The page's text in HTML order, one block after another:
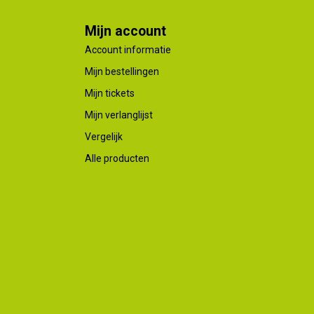
Mijn account
Account informatie
Mijn bestellingen
Mijn tickets
Mijn verlanglijst
Vergelijk
Alle producten